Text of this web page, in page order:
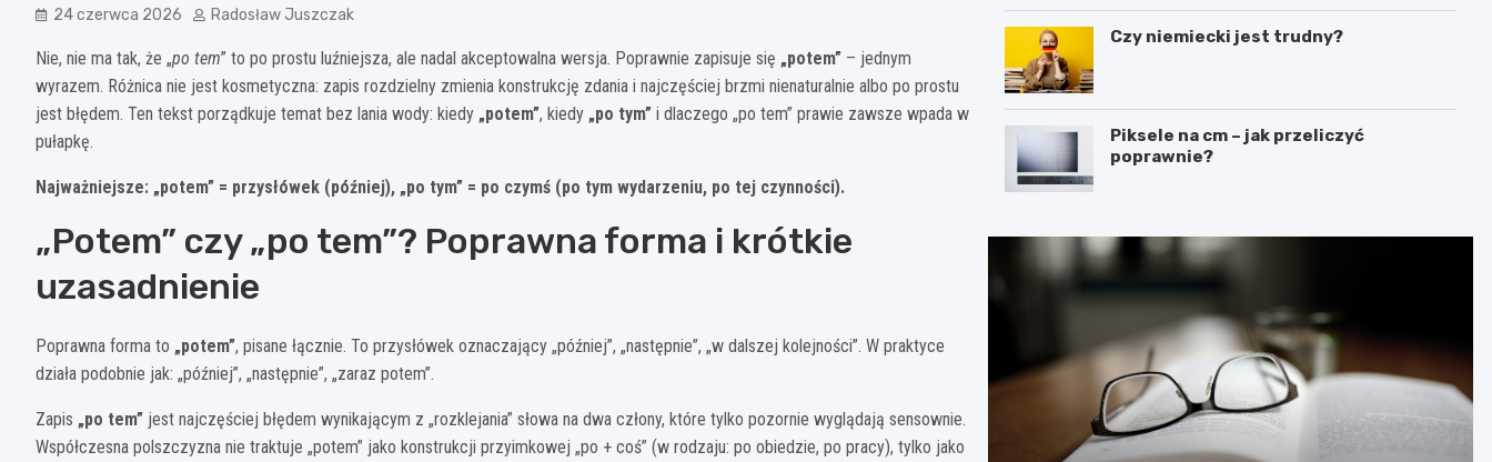
24 czerwca 2026 Radosław Juszczak
Nie, nie ma tak, że „po tem” to po prostu luźniejsza, ale nadal akceptowalna wersja. Poprawnie zapisuje się „potem” – jednym
wyrazem. Różnica nie jest kosmetyczna: zapis rozdzielny zmienia konstrukcję zdania i najczęściej brzmi nienaturalnie albo po prostu
jest błędem. Ten tekst porządkuje temat bez lania wody: kiedy „potem”, kiedy „po tym” i dlaczego „po tem” prawie zawsze wpada w
pułapkę.
Najważniejsze: „potem” = przysłówek (później), „po tym” = po czymś (po tym wydarzeniu, po tej czynności).
„Potem” czy „po tem”? Poprawna forma i krótkie
uzasadnienie
Poprawna forma to „potem”, pisane łącznie. To przysłówek oznaczający „później”, „następnie”, „w dalszej kolejności”. W praktyce
działa podobnie jak: „później”, „następnie”, „zaraz potem”.
Zapis „po tem” jest najczęściej błędem wynikającym z „rozklejania” słowa na dwa człony, które tylko pozornie wyglądają sensownie.
Współczesna polszczyzna nie traktuje „potem” jako konstrukcji przyimkowej „po + coś” (w rodzaju: po obiedzie, po pracy), tylko jako
Czy niemiecki jest trudny?
Piksele na cm – jak przeliczyć
poprawnie?